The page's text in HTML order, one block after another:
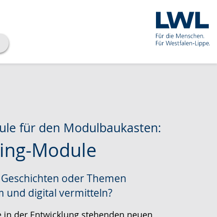
für den Modulbaukasten:
Module
oder Themen
und digital vermitteln?
in der Entwicklung stehenden neuen